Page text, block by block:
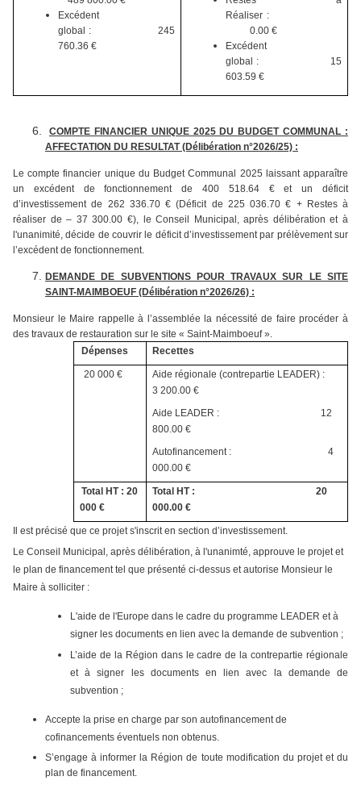
Excédent
global : 245
760.36 €
Réaliser :
0.00 €
Excédent
global : 15
603.59 €
COMPTE FINANCIER UNIQUE 2025 DU BUDGET COMMUNAL :
AFFECTATION DU RESULTAT (Délibération n°2026/25) :
Le compte financier unique du Budget Communal 2025 laissant apparaître
un excédent de fonctionnement de 400 518.64 € et un déficit
d’investissement de 262 336.70 € (Déficit de 225 036.70 € + Restes à
réaliser de – 37 300.00 €), le Conseil Municipal, après délibération et à
l'unanimité, décide de couvrir le déficit d’investissement par prélèvement sur
l’excédent de fonctionnement.
DEMANDE DE SUBVENTIONS POUR TRAVAUX SUR LE SITE
SAINT-MAIMBOEUF (Délibération n°2026/26) :
Monsieur le Maire rappelle à l’assemblée la nécessité de faire procéder à
des travaux de restauration sur le site « Saint-Maimboeuf ».
Dépenses
Recettes
20 000 €
Aide régionale (contrepartie LEADER) :
3 200.00 €
Aide LEADER : 12
800.00 €
Autofinancement : 4
000.00 €
Total HT : 20
000 €
Total HT : 20
000.00 €
Il est précisé que ce projet s'inscrit en section d’investissement.
Le Conseil Municipal, après délibération, à l'unanimté, approuve le projet et
le plan de financement tel que présenté ci-dessus et autorise Monsieur le
Maire à solliciter :
L'aide de l'Europe dans le cadre du programme LEADER et à
signer les documents en lien avec la demande de subvention ;
L’aide de la Région dans le cadre de la contrepartie régionale
et à signer les documents en lien avec la demande de
subvention ;
Accepte la prise en charge par son autofinancement de
cofinancements éventuels non obtenus.
S’engage à informer la Région de toute modification du projet et du
plan de financement.